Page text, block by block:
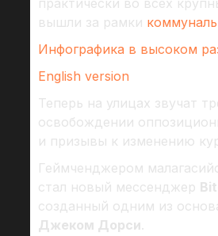
практически во всех
вышли за рамки
Инфографика в высоком
English version
Теперь на улицах звучат
освобождении
и призывы к изменению
Геймченджером
стал новый мессенджер
созданный одним из
Джеком Дорси.